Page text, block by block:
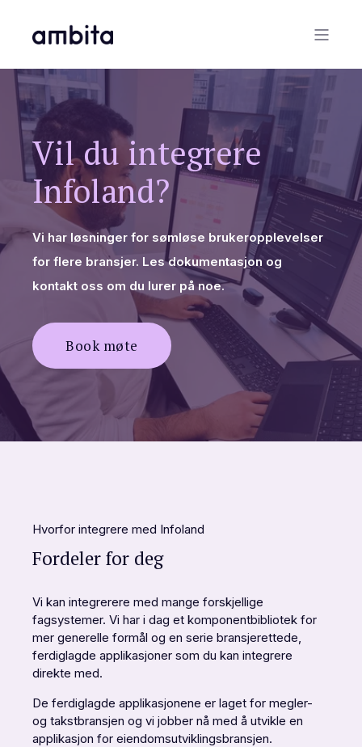
Vil du integrere
Infoland?
Vi har løsninger for sømløse brukeropplevelser
for flere bransjer. Les dokumentasjon og
kontakt oss om du lurer på noe.
Book møte
Hvorfor integrere med Infoland
Fordeler for deg
Vi kan integrerere med mange forskjellige
fagsystemer. Vi har i dag et komponentbibliotek for
mer generelle formål og en serie bransjerettede,
ferdiglagde applikasjoner som du kan integrere
direkte med.
De ferdiglagde applikasjonene er laget for megler-
og takstbransjen og vi jobber nå med å utvikle en
applikasjon for eiendomsutviklingsbransjen.